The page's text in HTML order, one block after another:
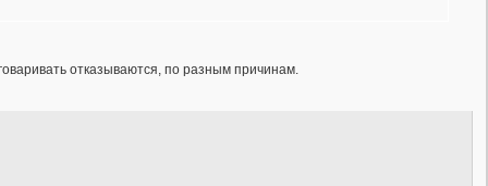
отказываются, по разным причинам.